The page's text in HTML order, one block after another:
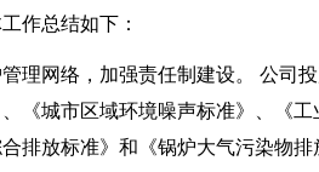
作总结如下：
理网络，加强责任制建设。 公司
、《城市区域环境噪声标准》、《
排放标准》和《锅炉大气污染物